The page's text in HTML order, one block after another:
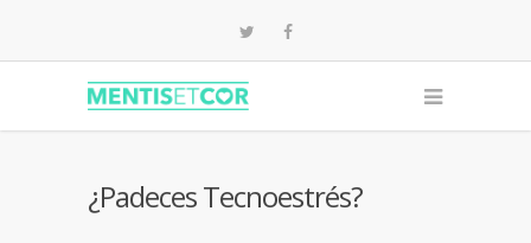
¿Padeces Tecnoestrés?